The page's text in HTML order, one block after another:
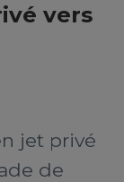
vers
jet privé
de